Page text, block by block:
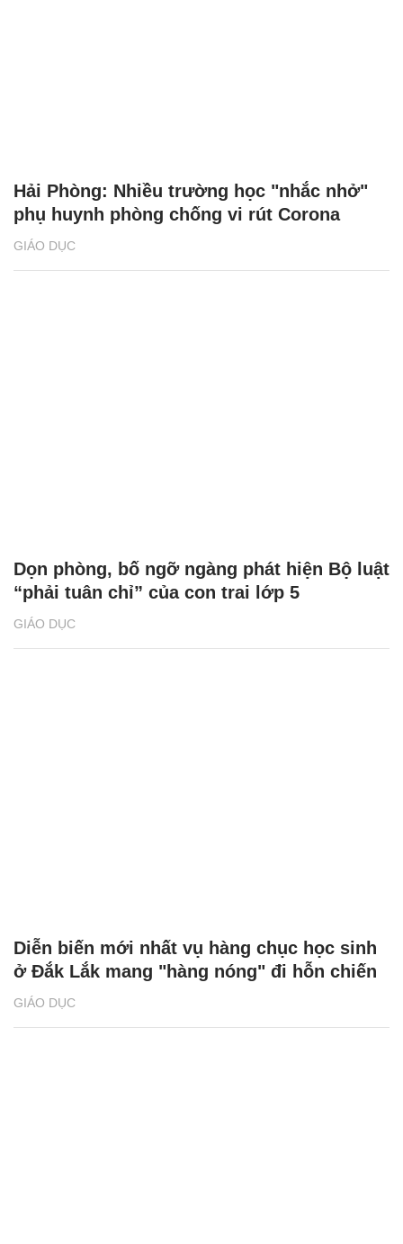
GIÁO DỤC
Hải Phòng: Nhiều trường học "nhắc nhở"
phụ huynh phòng chống vi rút Corona
GIÁO DỤC
Dọn phòng, bố ngỡ ngàng phát hiện Bộ luật
“phải tuân chỉ” của con trai lớp 5
GIÁO DỤC
Diễn biến mới nhất vụ hàng chục học sinh
ở Đắk Lắk mang "hàng nóng" đi hỗn chiến